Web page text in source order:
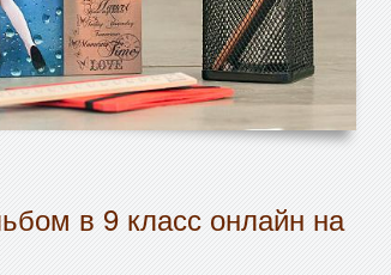
в 9 класс онлайн на